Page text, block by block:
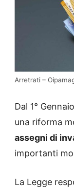
Arretrati –
Dal 1°
una riforma
assegni di
importanti
La Legge